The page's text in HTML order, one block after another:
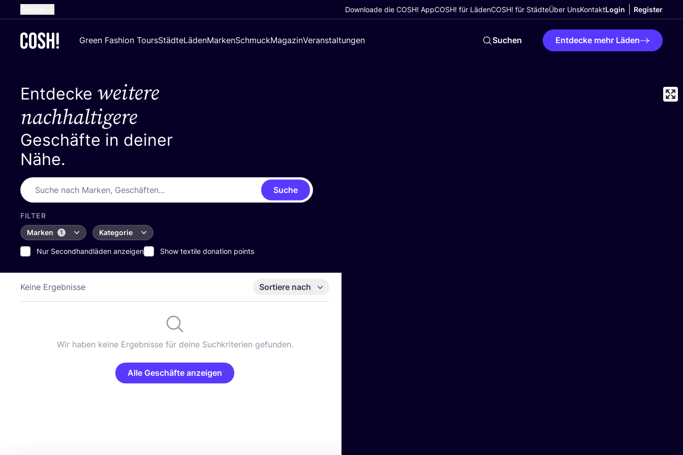
Dutch
Spanish
Downloade die COSH! AppCOSH! für LädenCOSH! für StädteÜber UnsKontaktLogin Register
Green Fashion ToursStädteLädenMarkenSchmuckMagazinVeranstaltungen Suchen Entdecke mehr Läden
Entdecke weitere
nachhaltigere
Geschäfte in deiner
Nähe.
Suche
FILTER
Marken
1 Kategorie
Nur Secondhandläden anzeigen Show textile donation points
Keine Ergebnisse Sortiere nach
Wir haben keine Ergebnisse für deine Suchkriterien gefunden.
Alle Geschäfte anzeigen